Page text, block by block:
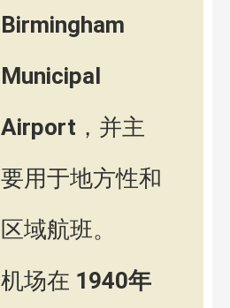
Birmingham
Municipal
Airport ，并主
要用于地方性和
区域航班。
机场在 1940年